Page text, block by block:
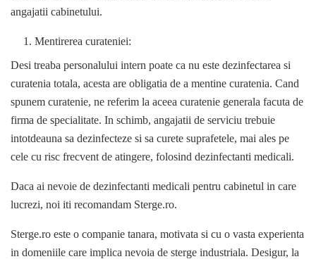
angajatii cabinetului.
Mentirerea curateniei:
Desi treaba personalului intern poate ca nu este dezinfectarea si
curatenia totala, acesta are obligatia de a mentine curatenia. Cand
spunem curatenie, ne referim la aceea curatenie generala facuta de
firma de specialitate. In schimb, angajatii de serviciu trebuie
intotdeauna sa dezinfecteze si sa curete suprafetele, mai ales pe
cele cu risc frecvent de atingere, folosind dezinfectanti medicali.
Daca ai nevoie de dezinfectanti medicali pentru cabinetul in care
lucrezi, noi iti recomandam Sterge.ro.
Sterge.ro este o companie tanara, motivata si cu o vasta experienta
in domeniile care implica nevoia de sterge industriala. Desigur, la